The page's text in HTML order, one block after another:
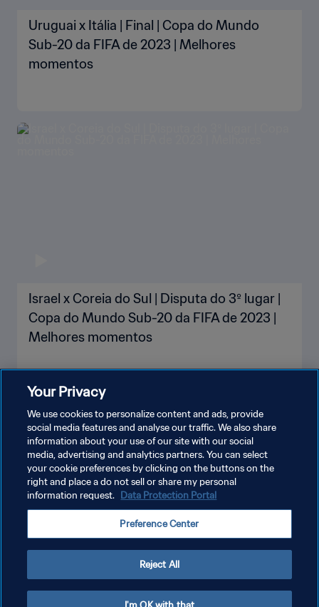
Uruguai x Itália | Final | Copa do Mundo
Sub-20 da FIFA de 2023 | Melhores
momentos
Israel x Coreia do Sul | Disputa do 3º lugar |
Copa do Mundo Sub-20 da FIFA de 2023 |
Melhores momentos
VEJA MAIS
POLÍTICA DE PRIVACIDADE
TERMOS DE SERVIÇO
ADMINISTRAR AS PREFERÊNCIAS DE COOKIES
Your Privacy
We use cookies to personalize content and ads, provide
social media features and analyse our traffic. We also share
information about your use of our site with our social
media, advertising and analytics partners. You can select
your cookie preferences by clicking on the buttons on the
right and place a do not sell or share my personal
information request. Data Protection Portal
Preference Center
Reject All